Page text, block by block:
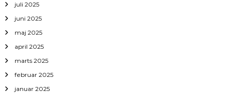
juli 2025
juni 2025
maj 2025
april 2025
marts 2025
februar 2025
januar 2025